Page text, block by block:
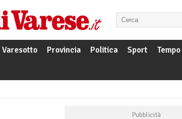
Provincia Politica Sport